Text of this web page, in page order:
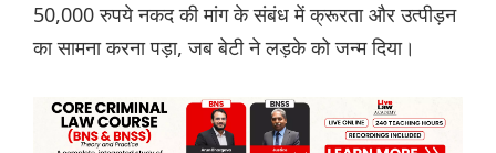
50,000 रुपये नकद की मांग के संबंध में क्रूरता और उत्पीड़न
का सामना करना पड़ा, जब बेटी ने लड़के को जन्म दिया।